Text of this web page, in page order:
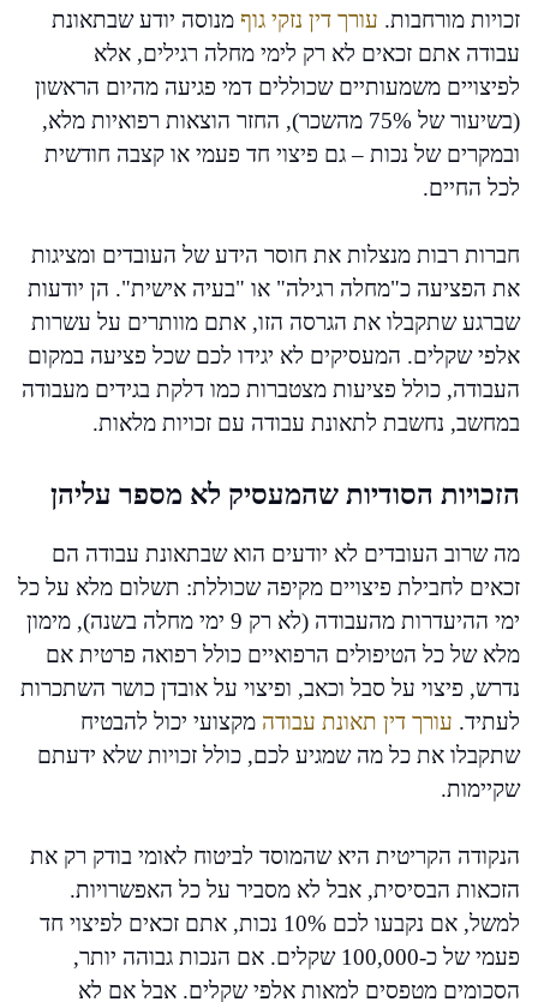
זכויות מורחבות. עורך דין נזקי גוף מנוסה יודע שבתאונת
עבודה אתם זכאים לא רק לימי מחלה רגילים, אלא
לפיצויים משמעותיים שכוללים דמי פגיעה מהיום הראשון
(בשיעור של 75% מהשכר), החזר הוצאות רפואיות מלא,
ובמקרים של נכות – גם פיצוי חד פעמי או קצבה חודשית
לכל החיים.
חברות רבות מנצלות את חוסר הידע של העובדים ומציגות
את הפציעה כ"מחלה רגילה" או "בעיה אישית". הן יודעות
שברגע שתקבלו את הגרסה הזו, אתם מוותרים על עשרות
אלפי שקלים. המעסיקים לא יגידו לכם שכל פציעה במקום
העבודה, כולל פציעות מצטברות כמו דלקת בגידים מעבודה
במחשב, נחשבת לתאונת עבודה עם זכויות מלאות.
הזכויות הסודיות שהמעסיק לא מספר עליהן
מה שרוב העובדים לא יודעים הוא שבתאונת עבודה הם
זכאים לחבילת פיצויים מקיפה שכוללת: תשלום מלא על כל
ימי ההיעדרות מהעבודה (לא רק 9 ימי מחלה בשנה), מימון
מלא של כל הטיפולים הרפואיים כולל רפואה פרטית אם
נדרש, פיצוי על סבל וכאב, ופיצוי על אובדן כושר השתכרות
לעתיד. עורך דין תאונת עבודה מקצועי יכול להבטיח
שתקבלו את כל מה שמגיע לכם, כולל זכויות שלא ידעתם
שקיימות.
הנקודה הקריטית היא שהמוסד לביטוח לאומי בודק רק את
הזכאות הבסיסית, אבל לא מסביר על כל האפשרויות.
למשל, אם נקבעו לכם 10% נכות, אתם זכאים לפיצוי חד
פעמי של כ-100,000 שקלים. אם הנכות גבוהה יותר,
הסכומים מטפסים למאות אלפי שקלים. אבל אם לא